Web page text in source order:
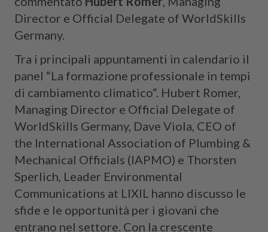
Director e Official Delegate of WorldSkills
Germany.
Tra i principali appuntamenti in calendario il
panel “La formazione professionale in tempi
di cambiamento climatico“. Hubert Romer,
Managing Director e Official Delegate of
WorldSkills Germany, Dave Viola, CEO of
the International Association of Plumbing &
Mechanical Officials (IAPMO) e Thorsten
Sperlich, Leader Environmental
Communications at LIXIL hanno discusso le
sfide e le opportunità per i giovani che
entrano nel settore. Con la crescente